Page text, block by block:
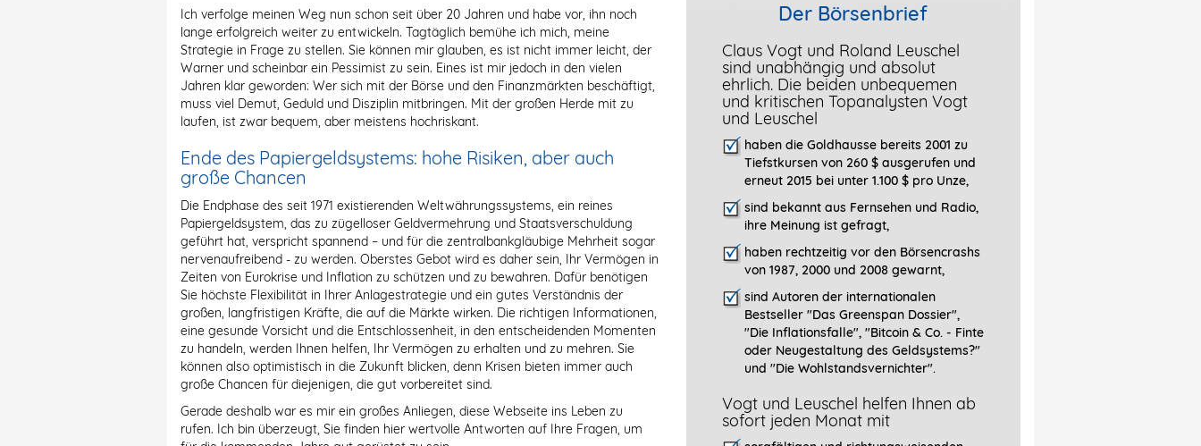
Ich verfolge meinen Weg nun schon seit über 20 Jahren und habe vor, ihn noch
lange erfolgreich weiter zu entwickeln. Tagtäglich bemühe ich mich, meine
Strategie in Frage zu stellen. Sie können mir glauben, es ist nicht immer leicht, der
Warner und scheinbar ein Pessimist zu sein. Eines ist mir jedoch in den vielen
Jahren klar geworden: Wer sich mit der Börse und den Finanzmärkten beschäftigt,
muss viel Demut, Geduld und Disziplin mitbringen. Mit der großen Herde mit zu
laufen, ist zwar bequem, aber meistens hochriskant.
Ende des Papiergeldsystems: hohe Risiken, aber auch
große Chancen
Die Endphase des seit 1971 existierenden Weltwährungssystems, ein reines
Papiergeldsystem, das zu zügelloser Geldvermehrung und Staatsverschuldung
geführt hat, verspricht spannend – und für die zentralbankgläubige Mehrheit sogar
nervenaufreibend - zu werden. Oberstes Gebot wird es daher sein, Ihr Vermögen in
Zeiten von Eurokrise und Inflation zu schützen und zu bewahren. Dafür benötigen
Sie höchste Flexibilität in Ihrer Anlagestrategie und ein gutes Verständnis der
großen, langfristigen Kräfte, die auf die Märkte wirken. Die richtigen Informationen,
eine gesunde Vorsicht und die Entschlossenheit, in den entscheidenden Momenten
zu handeln, werden Ihnen helfen, Ihr Vermögen zu erhalten und zu mehren. Sie
können also optimistisch in die Zukunft blicken, denn Krisen bieten immer auch
große Chancen für diejenigen, die gut vorbereitet sind.
Gerade deshalb war es mir ein großes Anliegen, diese Webseite ins Leben zu
rufen. Ich bin überzeugt, Sie finden hier wertvolle Antworten auf Ihre Fragen, um
Der Börsenbrief
Claus Vogt und Roland Leuschel
sind unabhängig und absolut
ehrlich. Die beiden unbequemen
und kritischen Topanalysten Vogt
und Leuschel
haben die Goldhausse bereits 2001 zu
Tiefstkursen von 260 $ ausgerufen und
erneut 2015 bei unter 1.100 $ pro Unze,
sind bekannt aus Fernsehen und Radio,
ihre Meinung ist gefragt,
haben rechtzeitig vor den Börsencrashs
von 1987, 2000 und 2008 gewarnt,
sind Autoren der internationalen
Bestseller "Das Greenspan Dossier",
"Die Inflationsfalle", "Bitcoin & Co. - Finte
oder Neugestaltung des Geldsystems?"
und "Die Wohlstandsvernichter".
Vogt und Leuschel helfen Ihnen ab
sofort jeden Monat mit